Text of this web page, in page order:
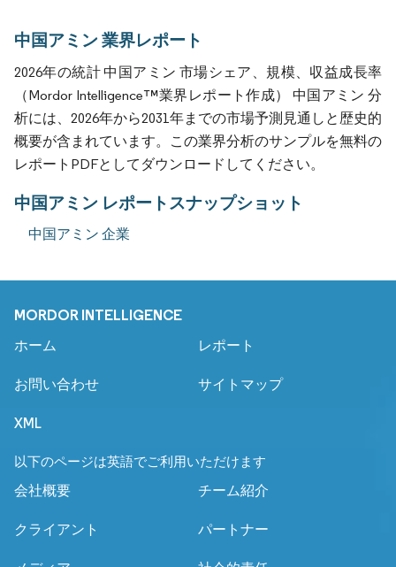
中国アミン 業界レポート
2026年の統計 中国アミン 市場シェア、規模、収益成長率
（Mordor Intelligence™業界レポート作成） 中国アミン 分
析には、2026年から2031年までの市場予測見通しと歴史的
概要が含まれています。この業界分析のサンプルを無料の
レポートPDFとしてダウンロードしてください。
中国アミン レポートスナップショット
中国アミン 企業
MORDOR INTELLIGENCE
ホーム レポート
お問い合わせ サイトマップ
XML
以下のページは英語でご利用いただけます
会社概要
チーム紹介
クライアント パートナー